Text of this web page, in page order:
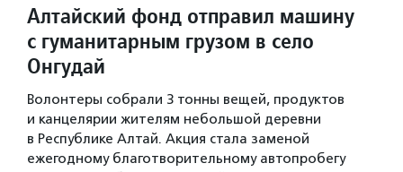
Алтайский фонд отправил машину
с гуманитарным грузом в село
Онгудай
Волонтеры собрали 3 тонны вещей, продуктов
и канцелярии жителям небольшой деревни
в Республике Алтай. Акция стала заменой
ежегодному благотворительному автопробегу